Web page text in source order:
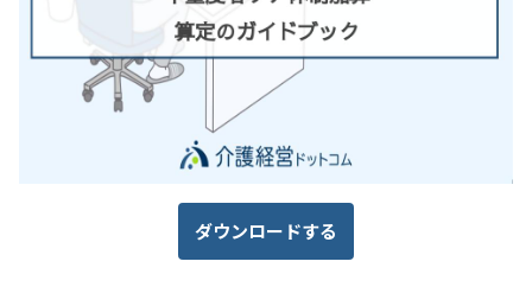
ダウンロードする